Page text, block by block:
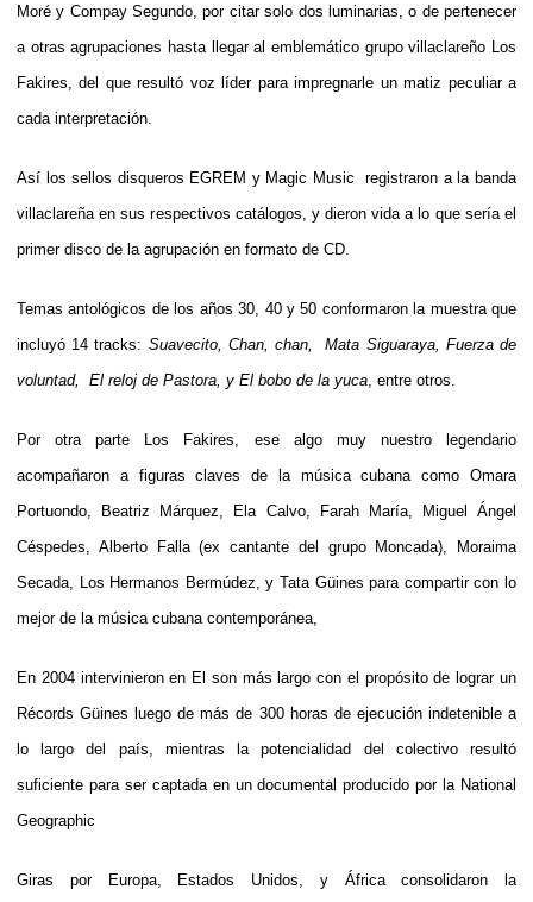
Moré y Compay Segundo, por citar solo dos luminarias, o de pertenecer
a otras agrupaciones hasta llegar al emblemático grupo villaclareño Los
Fakires, del que resultó voz líder para impregnarle un matiz peculiar a
cada interpretación.
Así los sellos disqueros EGREM y Magic Music registraron a la banda
villaclareña en sus respectivos catálogos, y dieron vida a lo que sería el
primer disco de la agrupación en formato de CD.
Temas antológicos de los años 30, 40 y 50 conformaron la muestra que
incluyó 14 tracks: Suavecito, Chan, chan, Mata Siguaraya, Fuerza de
voluntad, El reloj de Pastora, y El bobo de la yuca , entre otros.
Por otra parte Los Fakires, ese algo muy nuestro legendario
acompañaron a figuras claves de la música cubana como Omara
Portuondo, Beatriz Márquez, Ela Calvo, Farah María, Miguel Ángel
Céspedes, Alberto Falla (ex cantante del grupo Moncada), Moraima
Secada, Los Hermanos Bermúdez, y Tata Güines para compartir con lo
mejor de la música cubana contemporánea,
En 2004 intervinieron en El son más largo con el propósito de lograr un
Récords Güines luego de más de 300 horas de ejecución indetenible a
lo largo del país, mientras la potencialidad del colectivo resultó
suficiente para ser captada en un documental producido por la National
Geographic
Giras por Europa, Estados Unidos, y África consolidaron la